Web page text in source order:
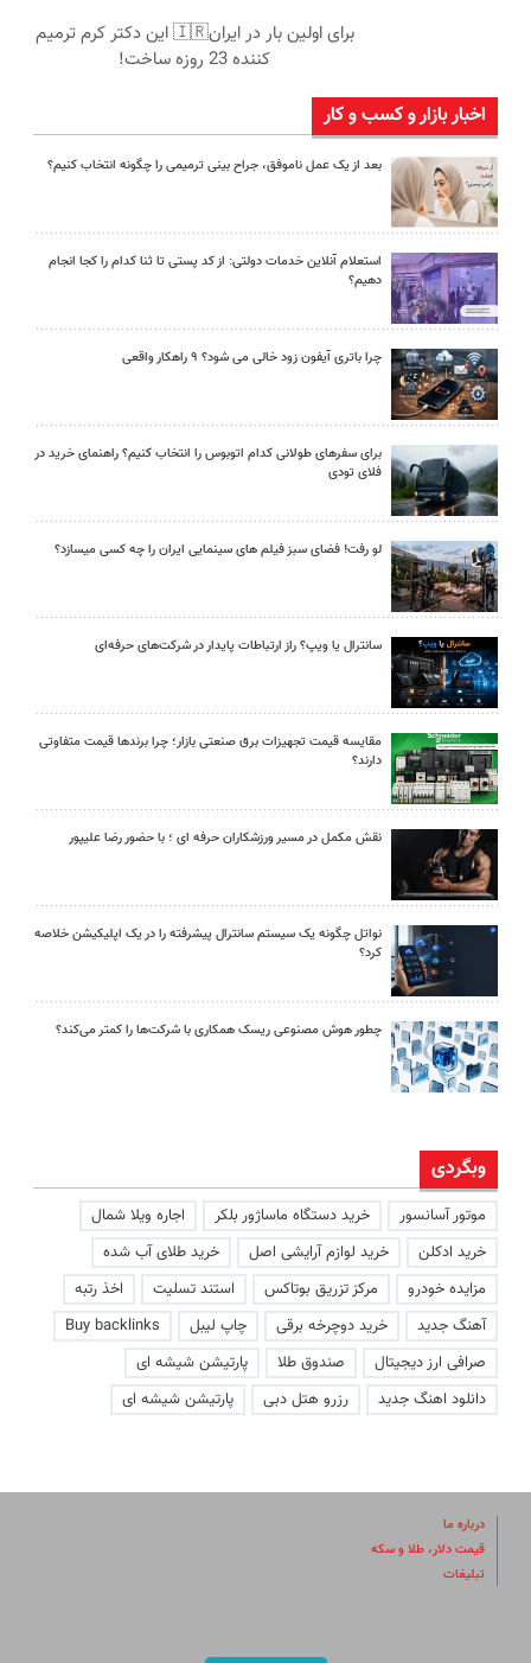
برای اولین بار در ایران🇮🇷 این دکتر کرم ترمیم
کننده 23 روزه ساخت!
اخبار بازار و کسب و کار
بعد از یک عمل ناموفق، جراح بینی ترمیمی را چگونه انتخاب کنیم؟
استعلام آنلاین خدمات دولتی: از کد پستی تا ثنا کدام را کجا انجام
دهیم؟
چرا باتری آیفون زود خالی می شود؟ ۹ راهکار واقعی
برای سفرهای طولانی کدام اتوبوس را انتخاب کنیم؟ راهنمای خرید در
فلای تودی
لو رفت! فضای سبز فیلم های سینمایی ایران را چه کسی میسازد؟
سانترال یا ویپ؟ راز ارتباطات پایدار در شرکت‌های حرفه‌ای
مقایسه قیمت تجهیزات برق صنعتی بازار؛ چرا برندها قیمت متفاوتی
دارند؟
نقش مکمل در مسیر ورزشکاران حرفه ای ؛ با حضور رضا علیپور
نواتل چگونه یک سیستم سانترال پیشرفته را در یک اپلیکیشن خلاصه
کرد؟
چطور هوش مصنوعی ریسک همکاری با شرکت‌ها را کمتر می‌کند؟
وبگردی
موتور آسانسور خرید دستگاه ماساژور بلکر
اجاره ویلا شمال
خرید ادکلن
خرید لوازم آرایشی اصل
خرید طلای آب شده
مزایده خودرو
مرکز تزریق بوتاکس استند تسلیت
اخذ رتبه
آهنگ جدید
خرید دوچرخه برقی چاپ لیبل
Buy backlinks
صرافی ارز دیجیتال
صندوق طلا
پارتیشن شیشه ای
دانلود اهنگ جدید
رزرو هتل دبی پارتیشن شیشه ای
درباره ما
قیمت دلار، طلا و سکه
تبلیغات